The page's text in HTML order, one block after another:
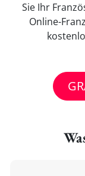
Sie Ihr
Online-